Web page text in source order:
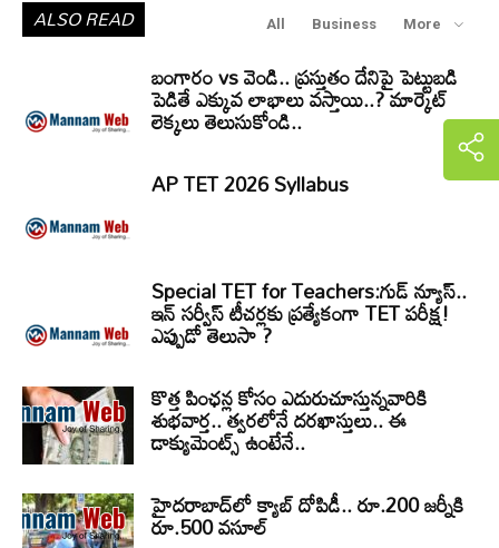
ALSO READ All Business More
బంగారం vs వెండి.. ప్రస్తుతం దేనిపై పెట్టుబడి
పెడితే ఎక్కువ లాభాలు వస్తాయి..? మార్కెట్
లెక్కలు తెలుసుకోండి..
AP TET 2026 Syllabus
Special TET for Teachers:గుడ్ న్యూస్..
ఇన్ సర్వీస్ టీచర్లకు ప్రత్యేకంగా TET పరీక్ష!
ఎప్పుడో తెలుసా ?
కొత్త పింఛన్ల కోసం ఎదురుచూస్తున్నవారికి
శుభవార్త.. త్వరలోనే దరఖాస్తులు.. ఈ
డాక్యుమెంట్స్ ఉంటేనే..
హైదరాబాద్‌లో క్యాబ్‌ దోపిడీ.. రూ.200 జర్నీకి
రూ.500 వసూల్